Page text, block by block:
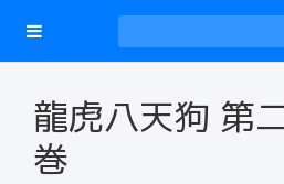
龍虎八天狗 第
巻